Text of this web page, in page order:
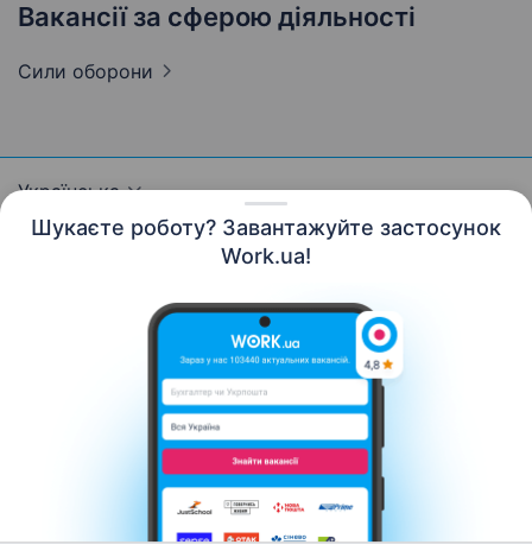
Шукаєте роботу? Завантажуйте застосунок
Work.ua!
Вакансії за сферою діяльності
Сили оборони
Українська
Контакти Про нас
Кар’єра
Новини Work.ua
Допомога Умови використання
Роботодавцю